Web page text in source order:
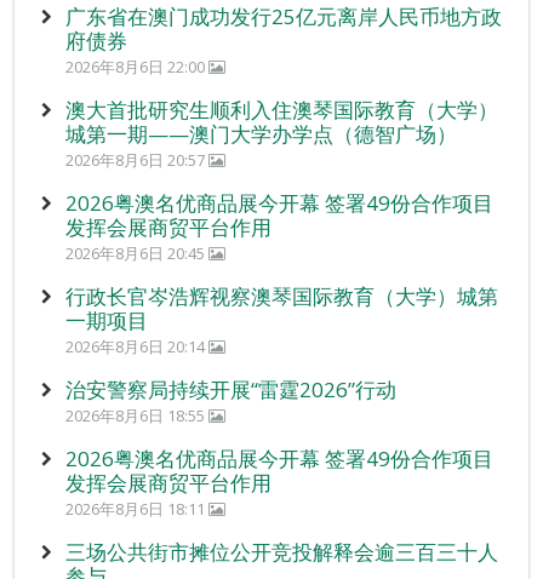
广东省在澳门成功发行25亿元离岸人民币地方政
府债券
2026年8月6日 22:00
澳大首批研究生顺利入住澳琴国际教育（大学）
城第一期——澳门大学办学点（德智广场）
2026年8月6日 20:57
2026粤澳名优商品展今开幕 签署49份合作项目
发挥会展商贸平台作用
2026年8月6日 20:45
行政长官岑浩辉视察澳琴国际教育（大学）城第
一期项目
2026年8月6日 20:14
治安警察局持续开展“雷霆2026”行动
2026年8月6日 18:55
2026粤澳名优商品展今开幕 签署49份合作项目
发挥会展商贸平台作用
2026年8月6日 18:11
三场公共街市摊位公开竞投解释会逾三百三十人